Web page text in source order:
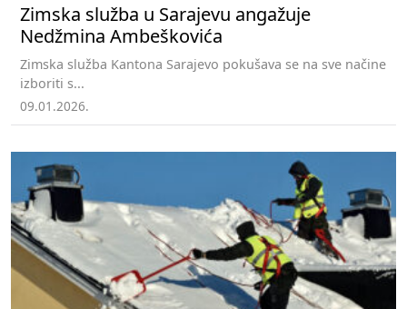
Zimska služba u Sarajevu angažuje
Nedžmina Ambeškovića
Zimska služba Kantona Sarajevo pokušava se na sve načine
izboriti s...
09.01.2026.